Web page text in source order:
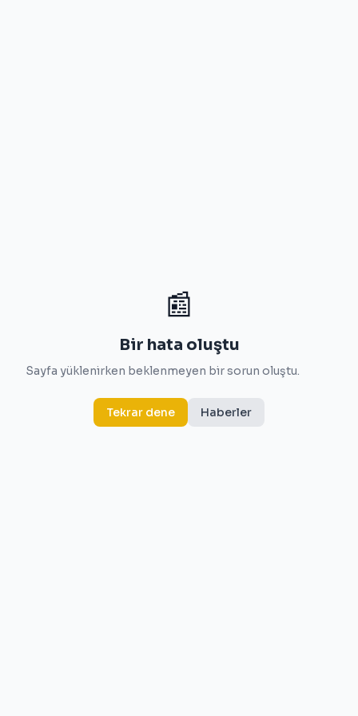
📰
Bir hata oluştu
Sayfa yüklenirken beklenmeyen bir sorun oluştu.
Tekrar dene Haberler